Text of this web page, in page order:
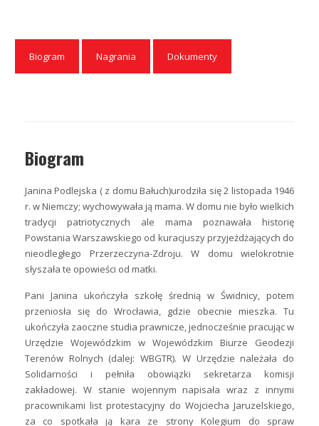
Biogram Nagrania Dokumenty
Biogram
Janina Podlejska ( z domu Bałuch)urodziła się 2 listopada 1946
r. w Niemczy; wychowywała ją mama. W domu nie było wielkich
tradycji patriotycznych ale mama poznawała historię
Powstania Warszawskiego od kuracjuszy przyjeżdżających do
nieodległego Przerzeczyna-Zdroju. W domu wielokrotnie
słyszała te opowieści od matki.
Pani Janina ukończyła szkołę średnią w Świdnicy, potem
przeniosła się do Wrocławia, gdzie obecnie mieszka. Tu
ukończyła zaoczne studia prawnicze, jednocześnie pracując w
Urzędzie Wojewódzkim w Wojewódzkim Biurze Geodezji
Terenów Rolnych (dalej: WBGTR). W Urzędzie należała do
Solidarności i pełniła obowiązki sekretarza komisji
zakładowej. W stanie wojennym napisała wraz z innymi
pracownikami list protestacyjny do Wojciecha Jaruzelskiego,
za co spotkała ją kara ze strony Kolegium do spraw